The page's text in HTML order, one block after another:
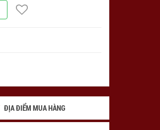
ĐỊA ĐIỂM MUA HÀNG